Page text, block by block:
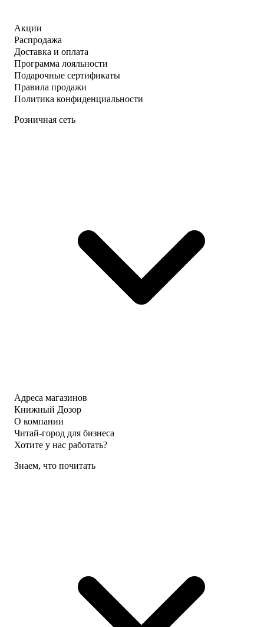
Акции
Распродажа
Доставка и оплата
Программа лояльности
Подарочные сертификаты
Правила продажи
Политика конфиденциальности
Розничная сеть
Адреса магазинов
Книжный Дозор
О компании
Читай-город для бизнеса
Хотите у нас работать?
Знаем, что почитать